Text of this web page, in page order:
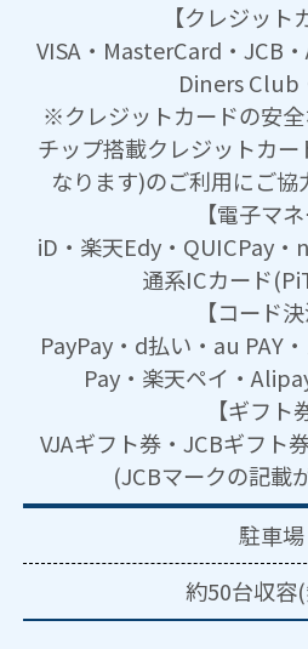
【クレジット
VISA・MasterCard・JCB
Diners Club
※クレジットカードの安
チップ搭載クレジットカ
なります)のご利用にご協
【電子マネ
iD・楽天Edy・QUICPay
通系ICカード
【コード決
PayPay・d払い・au PAY
Pay・楽天ペイ・
【ギフト
VJAギフト券・JCBギフト
(JCBマークの記載
駐車場
約50台収容